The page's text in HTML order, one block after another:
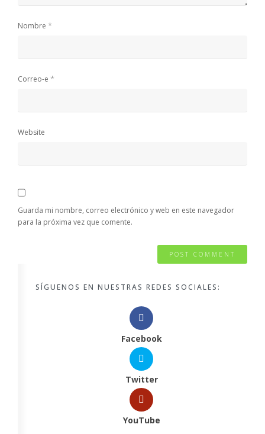
Nombre *
Correo-e *
Website
Guarda mi nombre, correo electrónico y web en este navegador
para la próxima vez que comente.
SÍGUENOS EN NUESTRAS REDES SOCIALES:
Facebook
Twitter
YouTube